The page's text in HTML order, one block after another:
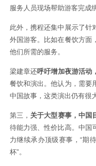
服务人员现场帮助游客完成
此外，携程还集中展示了针
外国游客。比如在餐饮方面
他们所需的服务。
梁建章还呼吁增加夜游活动，
餐饮和演出。他认为，需要
中国故事，这类演出仍有很
第三， 关于大型赛事，中国
待能力强、性价比高。中国
力继续承办顶级赛事，“期
杯”。